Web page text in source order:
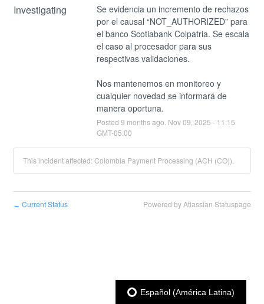
Investigating
Se evidencia un incremento de rechazos
por el causal “NOT_AUTHORIZED” para
el banco Scotiabank Colpatria. Se escala
el caso al procesador para sus
respectivas validaciones.
Nos mantenemos en monitoreo y
cualquier novedad se informará de
manera oportuna.
Posted 9 months ago. Nov09 2025 - 11:15
GMT-05:00
This incident affected: Colombia Payment Processing (ACH (CO)).
← Current Status Powered by Atlassian Statuspage
Español (América Latina)